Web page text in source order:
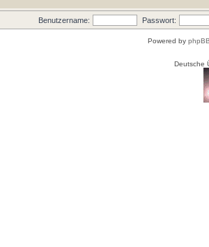
Benutzername: Passwort:
Powered by
Deutsche